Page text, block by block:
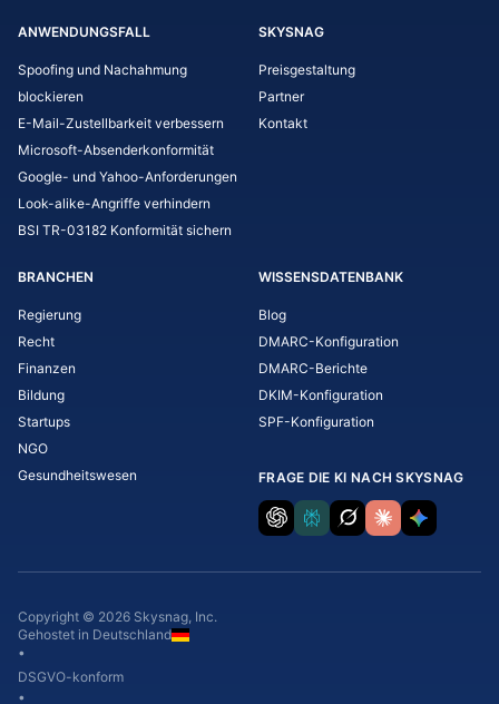
ANWENDUNGSFALL
Spoofing und Nachahmung
blockieren
E-Mail-Zustellbarkeit verbessern
Microsoft-Absenderkonformität
Google- und Yahoo-Anforderungen
Look-alike-Angriffe verhindern
BSI TR-03182 Konformität sichern
SKYSNAG
Preisgestaltung
Partner
Kontakt
BRANCHEN
Regierung
Recht
Finanzen
Bildung
Startups
NGO
Gesundheitswesen
WISSENSDATENBANK
Blog
DMARC-Konfiguration
DMARC-Berichte
DKIM-Konfiguration
SPF-Konfiguration
FRAGE DIE KI NACH SKYSNAG
Copyright © 2026 Skysnag, Inc.
Gehostet in Deutschland
•
DSGVO-konform
•